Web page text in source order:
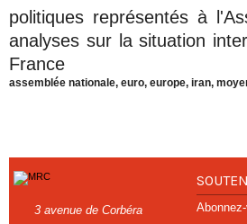
politiques représentés à
analyses sur la situation
France
assemblée nationale, euro, europe, iran,
3 avenue de Corbéra